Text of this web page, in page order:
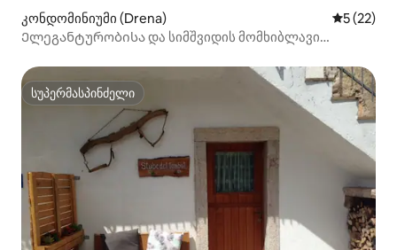
კონდომინიუმი (Drena) საშუალო
5 (22)
Ელეგანტურობისა და სიმშვიდის მომხიბლავი
სუპერმასპინძელი
სუპერმასპინძელი